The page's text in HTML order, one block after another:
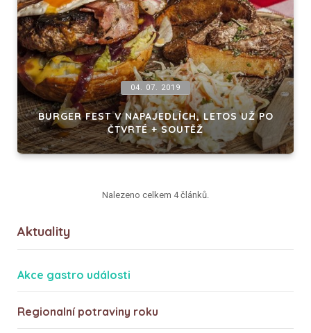
04. 07. 2019
BURGER FEST V NAPAJEDLÍCH, LETOS UŽ PO
ČTVRTÉ + SOUTĚŽ
Nalezeno celkem 4 článků.
Aktuality
Akce gastro události
Regionalní potraviny roku